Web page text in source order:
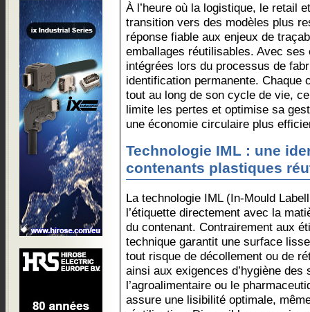
À l’heure où la logistique, le retail
transition vers des modèles plus
réponse fiable aux enjeux de
emballages réutilisables. Avec
intégrées lors du processus de
identification permanente. Chaque
tout au long de son cycle de vie,
limite les pertes et optimise sa
une économie circulaire plus
Technologie IML : une
contenants plastiques
La technologie IML (In-Mould
l’étiquette directement avec la
du contenant. Contrairement aux
technique garantit une surface
tout risque de décollement ou de
ainsi aux exigences d’hygiène
l’agroalimentaire ou le
assure une lisibilité optimale,